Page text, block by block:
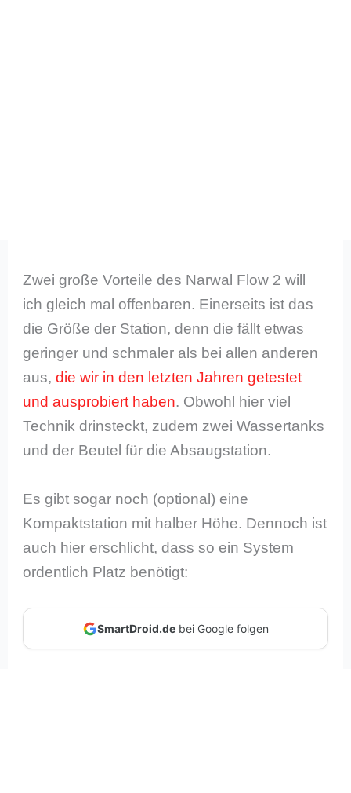
Zwei große Vorteile des Narwal Flow 2 will
ich gleich mal offenbaren. Einerseits ist das
die Größe der Station, denn die fällt etwas
geringer und schmaler als bei allen anderen
aus,die wir in den letzten Jahren getestet
und ausprobiert haben. Obwohl hier viel
Technik drinsteckt, zudem zwei Wassertanks
und der Beutel für die Absaugstation.
Es gibt sogar noch (optional) eine
Kompaktstation mit halber Höhe. Dennoch ist
auch hier erschlicht, dass so ein System
ordentlich Platz benötigt:
SmartDroid.debei Google folgen